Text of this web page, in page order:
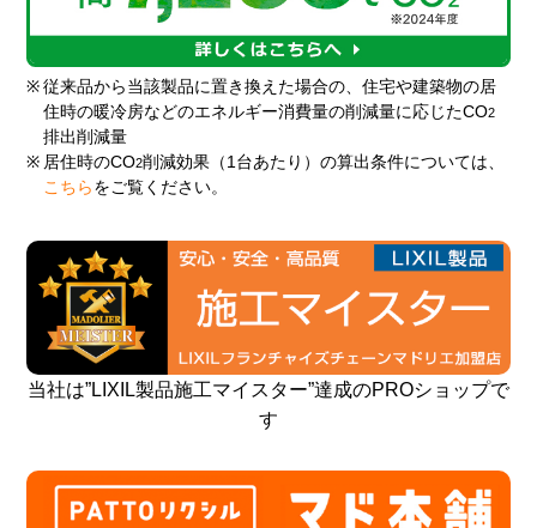
※ 従来品から当該製品に置き換えた場合の、住宅や建築物の居
住時の暖冷房などのエネルギー消費量の削減量に応じたCO2
排出削減量
※ 居住時のCO2削減効果（1台あたり）の算出条件については、
こちら をご覧ください。
当社は”LIXIL製品施工マイスター”達成のPROショップで
す